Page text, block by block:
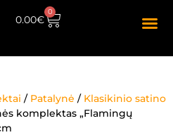
0.00€
0
/ Patalynė / Klasikinio satino
komplektas „Flamingų